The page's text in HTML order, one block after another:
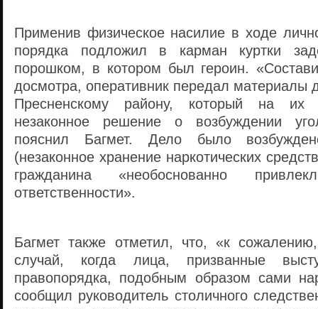
Применив физическое насилие в ходе
порядка подложил в карман куртки
порошком, в котором был героин.
досмотра, оперативник передал материалы
Пресненскому району, который на их
незаконное решение о возбуждении
пояснил Багмет. Дело было
(незаконное хранение наркотических
гражданина «необоснованно
ответственности».
Багмет также отметил, что, «к
случай, когда лица, призванные
правопорядка, подобным образом сами
сообщил руководитель столичного